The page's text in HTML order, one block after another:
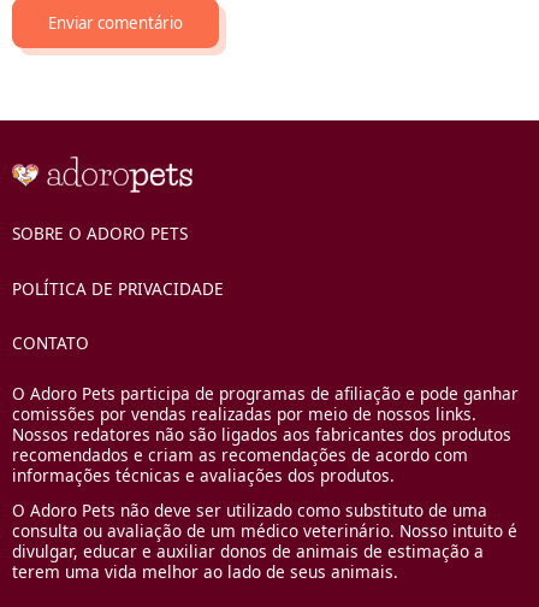
SOBRE O ADORO PETS
POLÍTICA DE PRIVACIDADE
CONTATO
O Adoro Pets participa de programas de afiliação e pode ganhar
comissões por vendas realizadas por meio de nossos links.
Nossos redatores não são ligados aos fabricantes dos produtos
recomendados e criam as recomendações de acordo com
informações técnicas e avaliações dos produtos.
O Adoro Pets não deve ser utilizado como substituto de uma
consulta ou avaliação de um médico veterinário. Nosso intuito é
divulgar, educar e auxiliar donos de animais de estimação a
terem uma vida melhor ao lado de seus animais.